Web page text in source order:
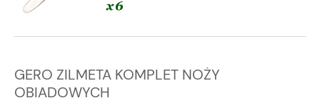
GERO ZILMETA KOMPLET NOŻY
OBIADOWYCH